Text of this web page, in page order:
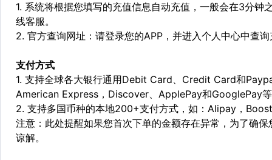
1. 系统将根据您填写的充值信息自动充值，一般会在3分
线客服。
2. 官方查询网址：请登录您的APP，并进入个人中心中查
支付方式
1. 支持全球各大银行通用Debit Card、Credit Card和
American Express，Discover、ApplePay和GooglePay
2. 支持多国币种的本地200+支付方式，如：Alipay，
注意：此处提醒如果您首次下单的金额存在异常，为了确
谅解。